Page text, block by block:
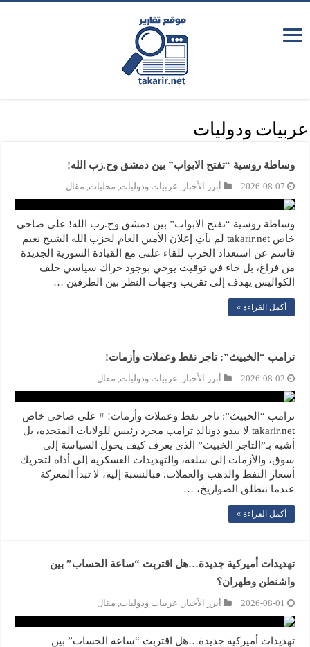
عربيات ودوليات
وساطة روسية “تفتح الابواب” بين دمشق وح.زب الله!
2026-08-07 أبرز الأخبار, عربيات ودوليات, محليات, مقال
وساطة روسية “تفتح الابواب” بين دمشق وح.زب الله! علي ضاحي
خاص takarir.net لم يأتِ إعلان الأمين العام لحزب الله الشيخ نعيم
قاسم عن استعداد الحزب للقاء علني مع القيادة السورية الجديدة
من فراغ، بل جاء في توقيت يوحي بوجود حراك سياسي خلف
الكواليس يهدف إلى تقريب وجهات النظر بين الطرفين …
أكمل القراءة »
ترامب “الخبيث”: تاجر نفط وعملات وأزمات!
2026-08-02 أبرز الأخبار, عربيات ودوليات, مقال
ترامب “الخبيث”: تاجر نفط وعملات وأزمات! # علي ضاحي خاص
takarir.net لا يبدو دونالد ترامب مجرد رئيس للولايات المتحدة، بل
أشبه بـ”التاجر الخبيث” الذي يعرف كيف يحول السياسة إلى
سوق، والأزمات إلى سلعة، والتهديدات العسكرية إلى أداة لتحريك
أسعار النفط والذهب والعملات. فبالنسبة إليه، لا تبدأ المعركة
عندما تنطلق الصواريخ، …
أكمل القراءة »
تهديدات أميركية جديدة…هل اقتربت “ساعة الحساب” بين
واشنطن وطهران؟
2026-08-01 أبرز الأخبار, عربيات ودوليات, مقال
تهديدات أميركية جديدة…هل اقتربت “ساعة الحساب” بين